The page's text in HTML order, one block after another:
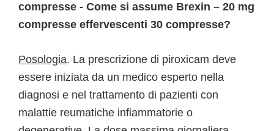
compresse - Come si assume Brexin – 20 mg
compresse effervescenti 30 compresse?
Posologia. La prescrizione di piroxicam deve
essere iniziata da un medico esperto nella
diagnosi e nel trattamento di pazienti con
malattie reumatiche infiammatorie o